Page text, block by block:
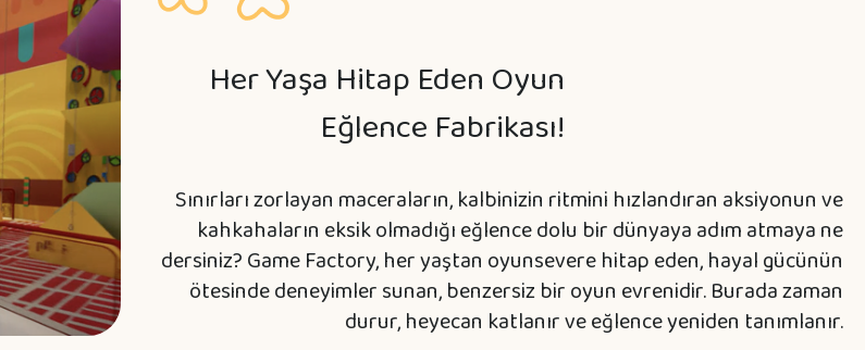
Her Yaşa Hitap Eden Oyun
Eğlence Fabrikası!
Sınırları zorlayan maceraların, kalbinizin ritmini hızlandıran aksiyonun ve
kahkahaların eksik olmadığı eğlence dolu bir dünyaya adım atmaya ne
dersiniz? Game Factory, her yaştan oyunsevere hitap eden, hayal gücünün
ötesinde deneyimler sunan, benzersiz bir oyun evrenidir. Burada zaman
durur, heyecan katlanır ve eğlence yeniden tanımlanır.